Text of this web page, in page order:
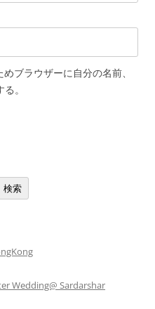
ブラウザーに自分の名前、
。
検索
Wedding@ Sardarshar